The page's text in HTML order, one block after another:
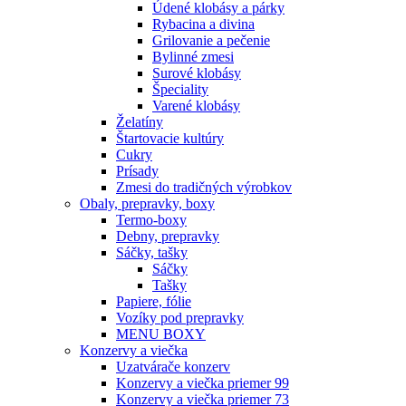
Údené klobásy a párky
Rybacina a divina
Grilovanie a pečenie
Bylinné zmesi
Surové klobásy
Špeciality
Varené klobásy
Želatíny
Štartovacie kultúry
Cukry
Prísady
Zmesi do tradičných výrobkov
Obaly, prepravky, boxy
Termo-boxy
Debny, prepravky
Sáčky, tašky
Sáčky
Tašky
Papiere, fólie
Vozíky pod prepravky
MENU BOXY
Konzervy a viečka
Uzatvárače konzerv
Konzervy a viečka priemer 99
Konzervy a viečka priemer 73